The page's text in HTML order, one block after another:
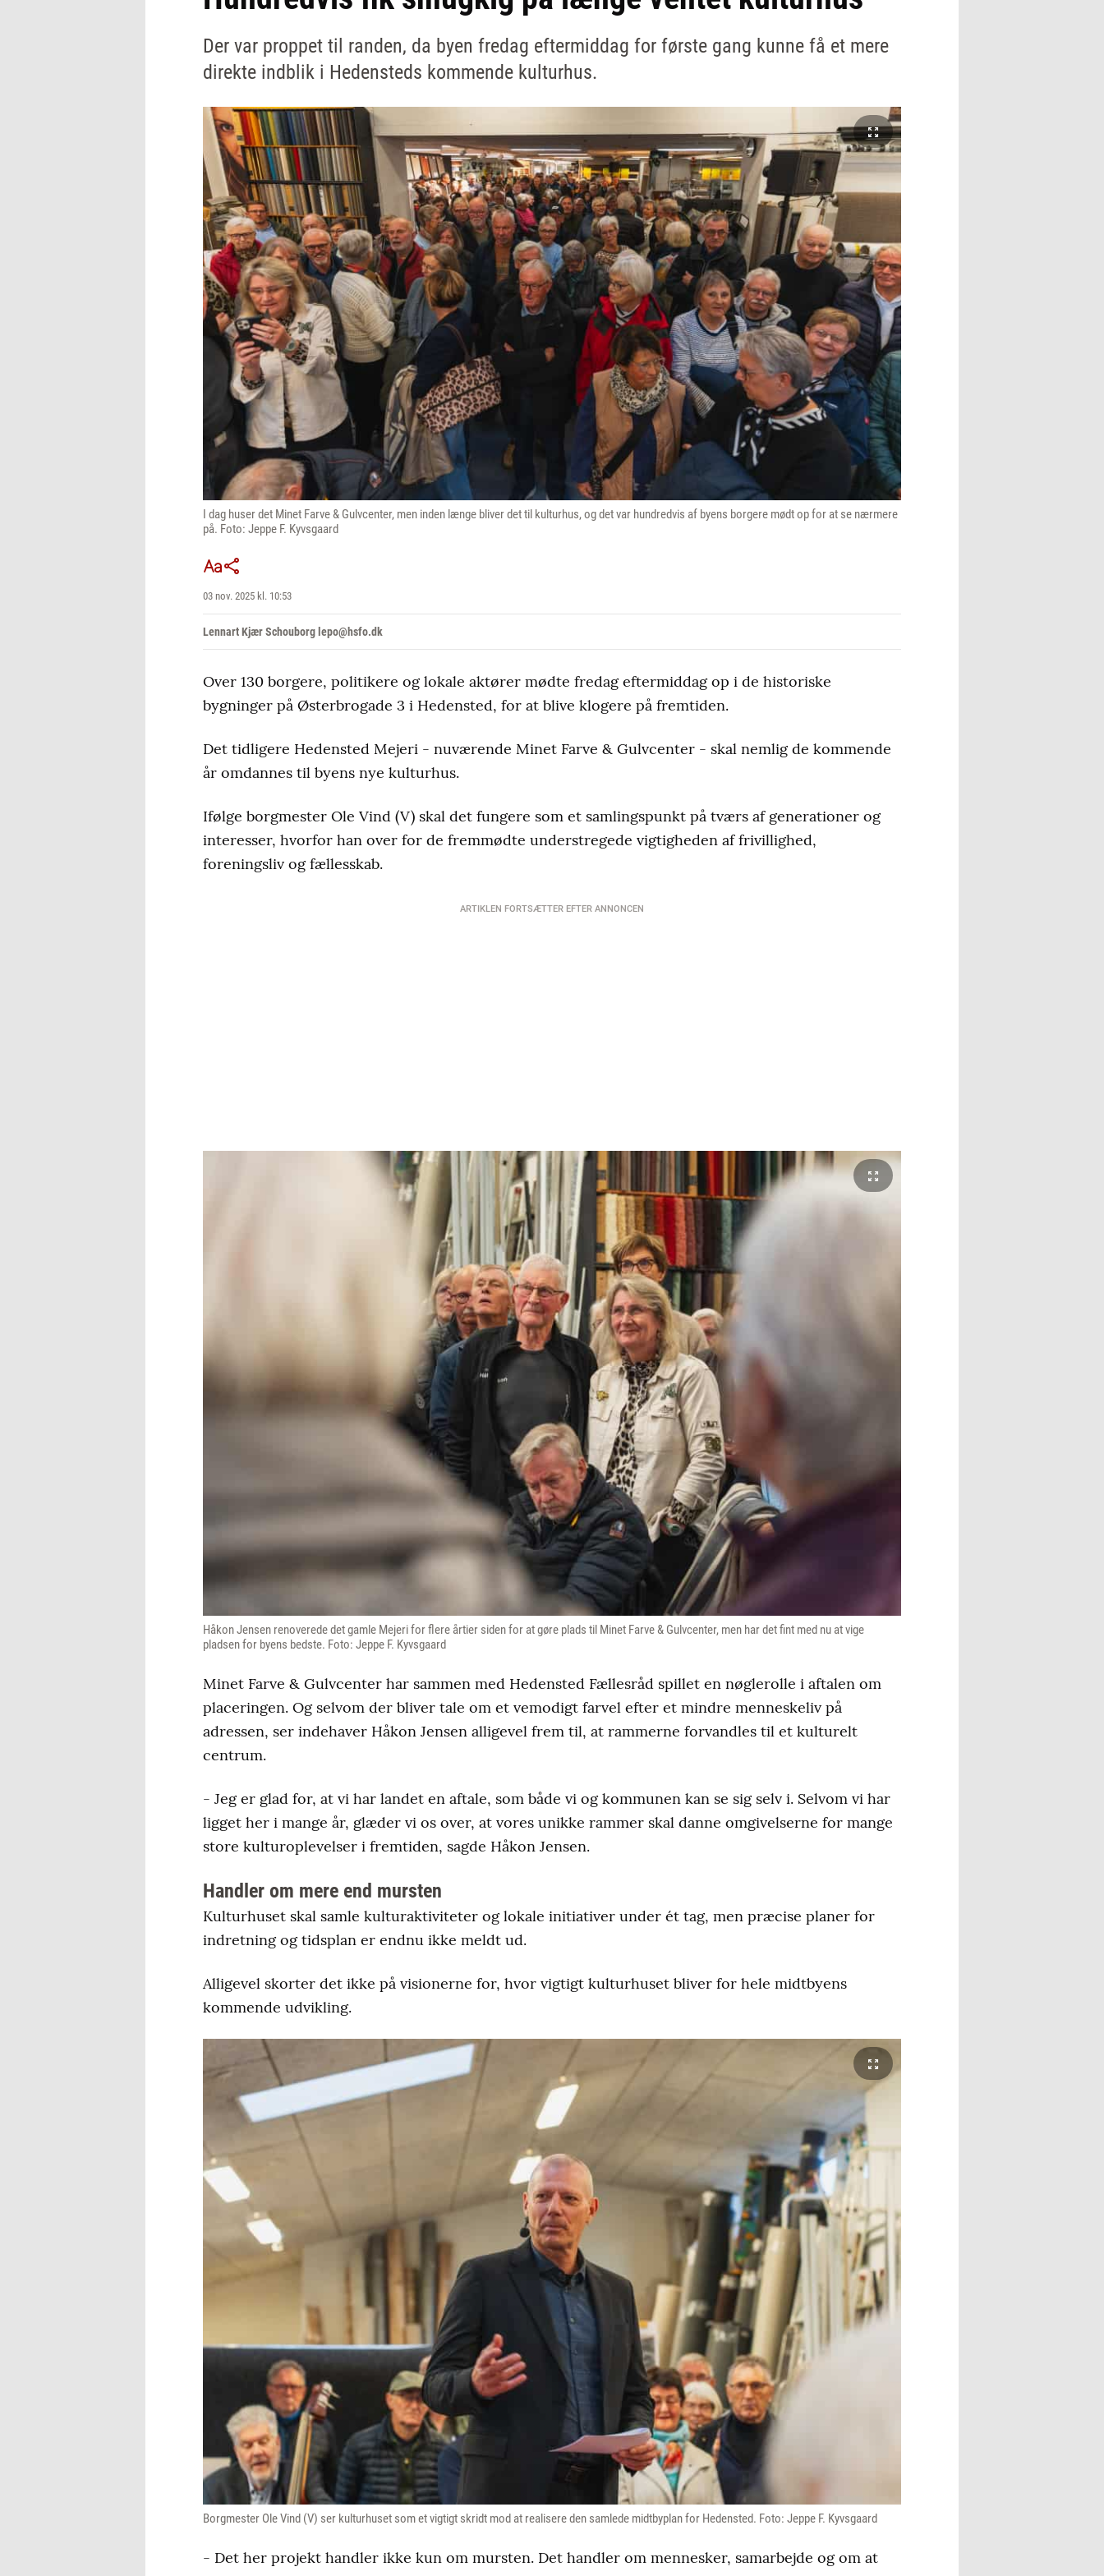
Der var proppet til randen, da byen fredag eftermiddag for første gang kunne få et mere
direkte indblik i Hedensteds kommende kulturhus.
I dag huser det Minet Farve & Gulvcenter, men inden længe bliver det til kulturhus, og det var hundredvis af byens borgere mødt op for at se nærmere
på. Foto: Jeppe F. Kyvsgaard
03 nov. 2025 kl. 10:53
Lennart Kjær Schouborg lepo@hsfo.dk
Over 130 borgere, politikere og lokale aktører mødte fredag eftermiddag op i de historiske
bygninger på Østerbrogade 3 i Hedensted, for at blive klogere på fremtiden.
Det tidligere Hedensted Mejeri - nuværende Minet Farve & Gulvcenter - skal nemlig de kommende
år omdannes til byens nye kulturhus.
Ifølge borgmester Ole Vind (V) skal det fungere som et samlingspunkt på tværs af generationer og
interesser, hvorfor han over for de fremmødte understregede vigtigheden af frivillighed,
foreningsliv og fællesskab.
ARTIKLEN FORTSÆTTER EFTER ANNONCEN
Håkon Jensen renoverede det gamle Mejeri for flere årtier siden for at gøre plads til Minet Farve & Gulvcenter, men har det fint med nu at vige
pladsen for byens bedste. Foto: Jeppe F. Kyvsgaard
Minet Farve & Gulvcenter har sammen med Hedensted Fællesråd spillet en nøglerolle i aftalen om
placeringen. Og selvom der bliver tale om et vemodigt farvel efter et mindre menneskeliv på
adressen, ser indehaver Håkon Jensen alligevel frem til, at rammerne forvandles til et kulturelt
centrum.
- Jeg er glad for, at vi har landet en aftale, som både vi og kommunen kan se sig selv i. Selvom vi har
ligget her i mange år, glæder vi os over, at vores unikke rammer skal danne omgivelserne for mange
store kulturoplevelser i fremtiden, sagde Håkon Jensen.
Handler om mere end mursten
Kulturhuset skal samle kulturaktiviteter og lokale initiativer under ét tag, men præcise planer for
indretning og tidsplan er endnu ikke meldt ud.
Alligevel skorter det ikke på visionerne for, hvor vigtigt kulturhuset bliver for hele midtbyens
kommende udvikling.
Borgmester Ole Vind (V) ser kulturhuset som et vigtigt skridt mod at realisere den samlede midtbyplan for Hedensted. Foto: Jeppe F. Kyvsgaard
- Det her projekt handler ikke kun om mursten. Det handler om mennesker, samarbejde og om at